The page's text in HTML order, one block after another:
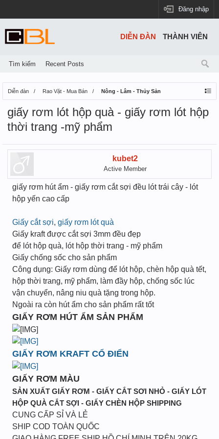
Đăng nhập
Diễn đàn Rao Vặt - Mua Bán Nông - Lâm - Thủy Sản
giấy rơm lót hộp quà - giấy rơm lót hộp
thời trang -mỹ phẩm
kubet2
Active Member
giấy rơm hút ẩm - giấy rơm cắt sợi đều lót trái cây - lót
hộp yến cao cấp
Giấy cắt sợi, giấy rơm lót quà
Giấy kraft được cắt sợi 3mm đều đẹp
để lót hộp quà, lót hộp thời trang - mỹ phẩm
Giấy chống sốc cho sản phẩm
Công dụng: Giấy rơm dùng để lót hộp, chèn hộp quà tết,
hộp thời trang, mỹ phẩm, làm đầy hộp, chống sốc lúc
vận chuyển, nâng niu quà tặng trong hộp.
Ngoài ra còn hút ẩm cho sản phẩm rất tốt
GIẤY RƠM HÚT ẨM SẢN PHẨM
GIẤY RƠM KRAFT CỔ ĐIỂN
GIẤY RƠM MÀU
SẢN XUẤT GIẤY RƠM - GIẤY CẮT SƠI NHỎ - GIẤY LÓT
HỘP QUÀ CẮT SỢI - GIẤY CHÈN HỘP SHIPPING
CUNG CẤP SỈ VÀ LẺ
SHIP COD TOÀN QUỐC
DIỄN ĐÀN
Tìm kiếm Recent Posts
THÀNH VIÊN